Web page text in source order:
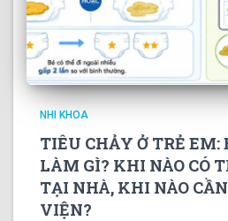
NHI KHOA
TIÊU CHẢY Ở TRẺ EM:
LÀM GÌ? KHI NÀO CÓ
TẠI NHÀ, KHI NÀO
VIỆN?